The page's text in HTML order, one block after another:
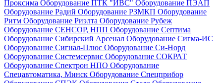
Проксима Оборудование ПТК "ИВС" Оборудование ПЭАП
Оборудование Радий Оборудование РЗМКП Оборудование
Ритм Оборудование Риэлта Оборудование Рубеж
Оборудование СЕНСОР, НПП Оборудование Септима
Оборудование Сибирский Арсенал Оборудование Сигма-ИС
Оборудование Сигнал-Плюс Оборудование Си-Норд
Оборудование Системсервис Оборудование СОКРАТ
Оборудование Спектрон НПО Оборудование
Спецавтоматика, Минск Оборудование Спецприбор